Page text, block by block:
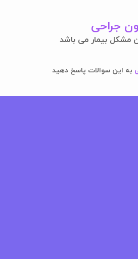
جراحی
مشکل بیمار می باشد
به این سوالات پاسخ دهید